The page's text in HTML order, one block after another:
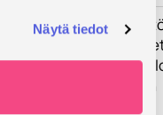
Näytä tiedot
Hankkeen
jaettu 5
1.